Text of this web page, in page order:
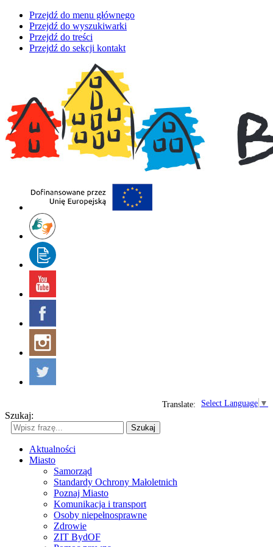
Przejdź do menu głównego
Przejdź do wyszukiwarki
Przejdź do treści
Przejdź do sekcji kontakt
Select Language ▼
Translate:
Szukaj:
Szukaj
Aktualności
Miasto
Samorząd
Standardy Ochrony Małoletnich
Poznaj Miasto
Komunikacja i transport
Osoby niepełnosprawne
Zdrowie
ZIT BydOF